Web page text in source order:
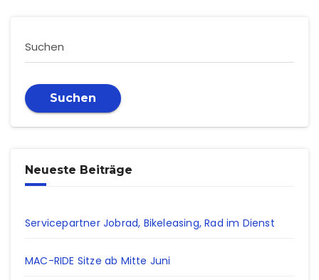
Suchen
Suchen
Neueste Beiträge
Servicepartner Jobrad, Bikeleasing, Rad im Dienst
MAC-RIDE Sitze ab Mitte Juni